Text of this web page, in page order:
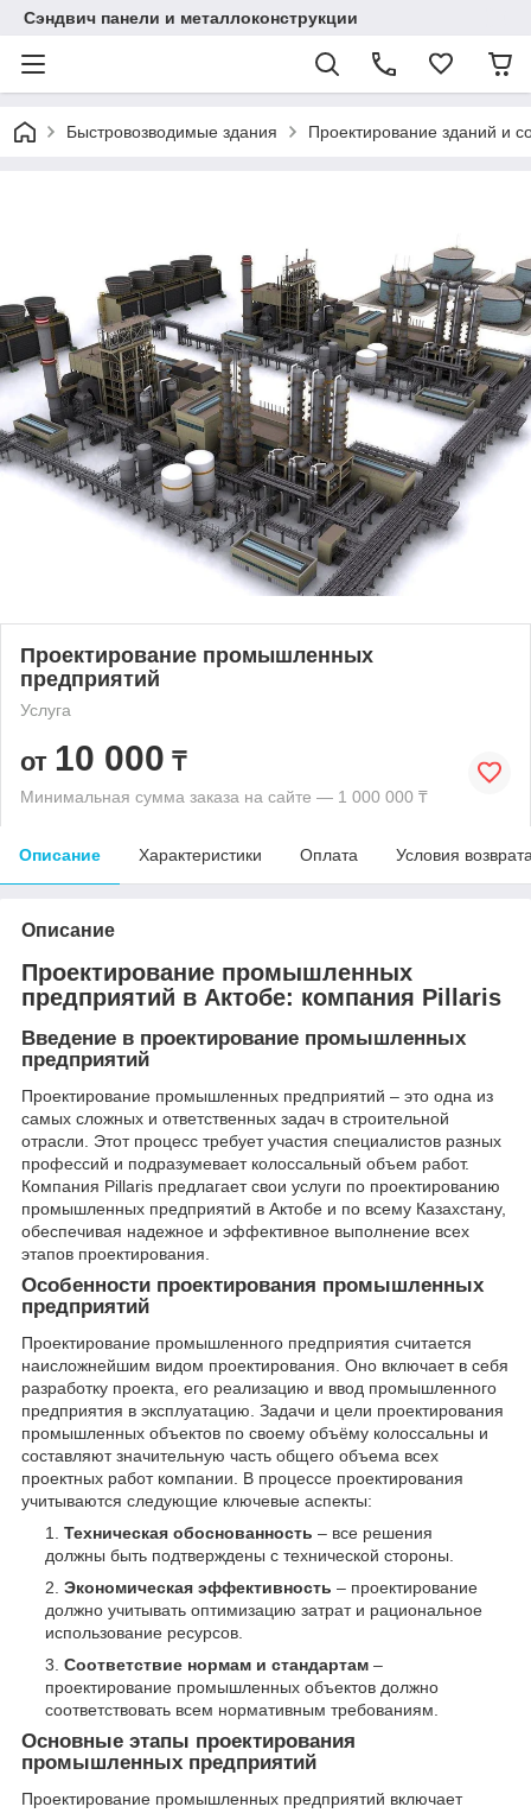
Сэндвич панели и металлоконструкции
Быстровозводимые здания Проектирование зданий и
Проектирование промышленных
предприятий
Услуга
от 10 000 ₸
Минимальная сумма заказа на сайте — 1 000 000 ₸
Описание Характеристики Оплата Условия
Описание
Проектирование промышленных
предприятий в Актобе: компания Pillaris
Введение в проектирование промышленных
предприятий
Проектирование промышленных предприятий – это одна из
самых сложных и ответственных задач в строительной
отрасли. Этот процесс требует участия специалистов разных
профессий и подразумевает колоссальный объем работ.
Компания Pillaris предлагает свои услуги по проектированию
промышленных предприятий в Актобе и по всему Казахстану,
обеспечивая надежное и эффективное выполнение всех
этапов проектирования.
Особенности проектирования промышленных
предприятий
Проектирование промышленного предприятия считается
наисложнейшим видом проектирования. Оно включает в себя
разработку проекта, его реализацию и ввод промышленного
предприятия в эксплуатацию. Задачи и цели проектирования
промышленных объектов по своему объёму колоссальны и
составляют значительную часть общего объема всех
проектных работ компании. В процессе проектирования
учитываются следующие ключевые аспекты:
Техническая обоснованность – все решения
должны быть подтверждены с технической стороны.
Экономическая эффективность – проектирование
должно учитывать оптимизацию затрат и рациональное
использование ресурсов.
Соответствие нормам и стандартам –
проектирование промышленных объектов должно
соответствовать всем нормативным требованиям.
Основные этапы проектирования
промышленных предприятий
Проектирование промышленных предприятий включает